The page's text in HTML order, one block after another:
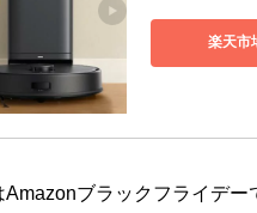
楽天市
Amazonブラックフライデ